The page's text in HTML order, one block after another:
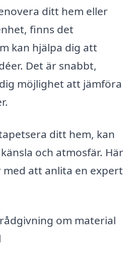
ditt hem eller
finns det
kan hjälpa dig att
Det är snabbt,
möjlighet att jämföra
ditt hem, kan
och atmosfär. Här
att anlita en expert
om material